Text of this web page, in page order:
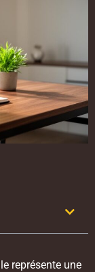
représente une